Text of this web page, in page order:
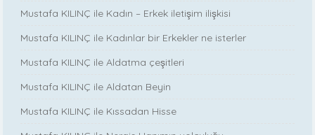
Mustafa KILINÇ ile Kadın – Erkek iletişim ilişkisi
Mustafa KILINÇ ile Kadınlar bir Erkekler ne isterler
Mustafa KILINÇ ile Aldatma çeşitleri
Mustafa KILINÇ ile Aldatan Beyin
Mustafa KILINÇ ile Kıssadan Hisse